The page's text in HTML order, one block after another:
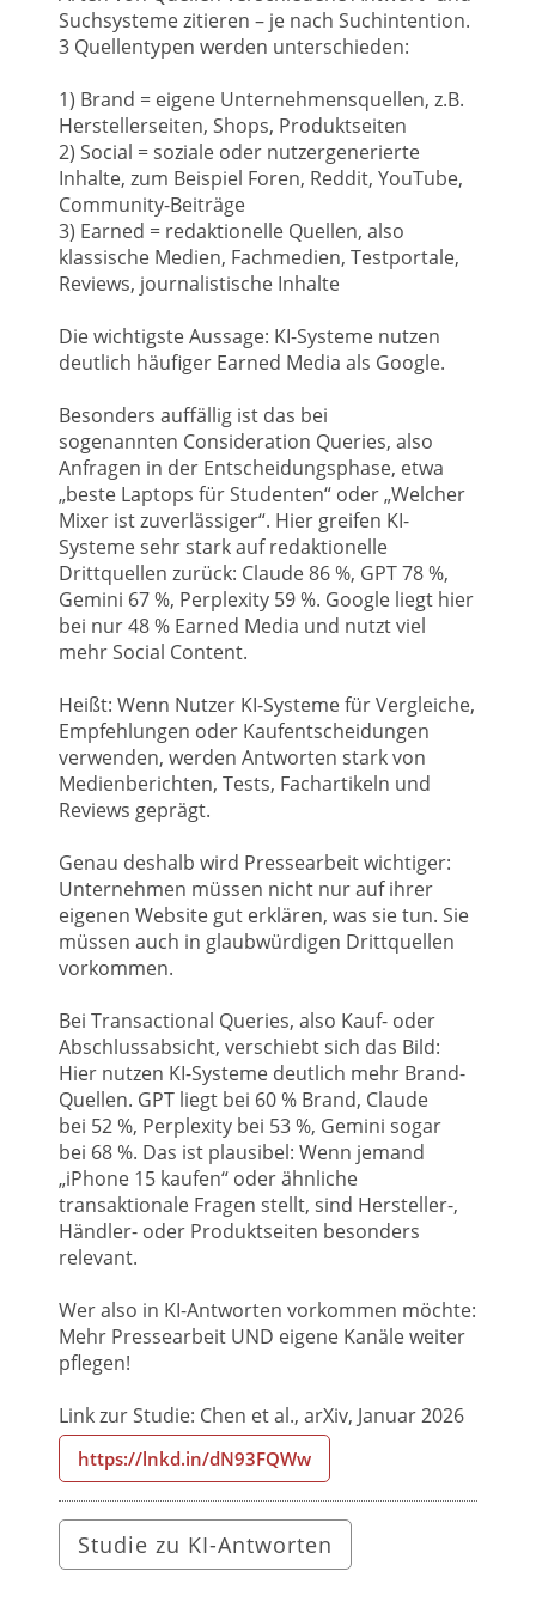
Suchsysteme zitieren – je nach Suchintention.
3 Quellentypen werden unterschieden:
1) Brand = eigene Unternehmensquellen, z.B.
Herstellerseiten, Shops, Produktseiten
2) Social = soziale oder nutzergenerierte
Inhalte, zum Beispiel Foren, Reddit, YouTube,
Community-Beiträge
3) Earned = redaktionelle Quellen, also
klassische Medien, Fachmedien, Testportale,
Reviews, journalistische Inhalte
Die wichtigste Aussage: KI-Systeme nutzen
deutlich häufiger Earned Media als Google.
Besonders auffällig ist das bei
sogenannten Consideration Queries, also
Anfragen in der Entscheidungsphase, etwa
„beste Laptops für Studenten“ oder „Welcher
Mixer ist zuverlässiger“. Hier greifen KI-
Systeme sehr stark auf redaktionelle
Drittquellen zurück: Claude 86 %, GPT 78 %,
Gemini 67 %, Perplexity 59 %. Google liegt hier
bei nur 48 % Earned Media und nutzt viel
mehr Social Content.
Heißt: Wenn Nutzer KI-Systeme für Vergleiche,
Empfehlungen oder Kaufentscheidungen
verwenden, werden Antworten stark von
Medienberichten, Tests, Fachartikeln und
Reviews geprägt.
Genau deshalb wird Pressearbeit wichtiger:
Unternehmen müssen nicht nur auf ihrer
eigenen Website gut erklären, was sie tun. Sie
müssen auch in glaubwürdigen Drittquellen
vorkommen.
Bei Transactional Queries, also Kauf- oder
Abschlussabsicht, verschiebt sich das Bild:
Hier nutzen KI-Systeme deutlich mehr Brand-
Quellen. GPT liegt bei 60 % Brand, Claude
bei 52 %, Perplexity bei 53 %, Gemini sogar
bei 68 %. Das ist plausibel: Wenn jemand
„iPhone 15 kaufen“ oder ähnliche
transaktionale Fragen stellt, sind Hersteller-,
Händler- oder Produktseiten besonders
relevant.
Wer also in KI-Antworten vorkommen möchte:
Mehr Pressearbeit UND eigene Kanäle weiter
pflegen!
Link zur Studie: Chen et al., arXiv, Januar 2026
https://lnkd.in/dN93FQWw
Studie zu KI-Antworten